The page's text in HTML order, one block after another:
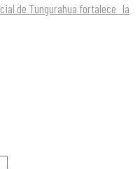
de Tungurahua fortalece la